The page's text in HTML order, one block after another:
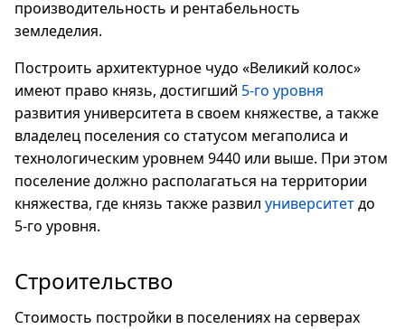
производительность и рентабельность
земледелия.
Построить архитектурное чудо «Великий колос»
имеют право князь, достигший 5-го уровня
развития университета в своем княжестве, а также
владелец поселения со статусом мегаполиса и
технологическим уровнем 9440 или выше. При этом
поселение должно располагаться на территории
княжества, где князь также развил университетдо
5-го уровня.
Строительство
Стоимость постройки в поселениях на серверах